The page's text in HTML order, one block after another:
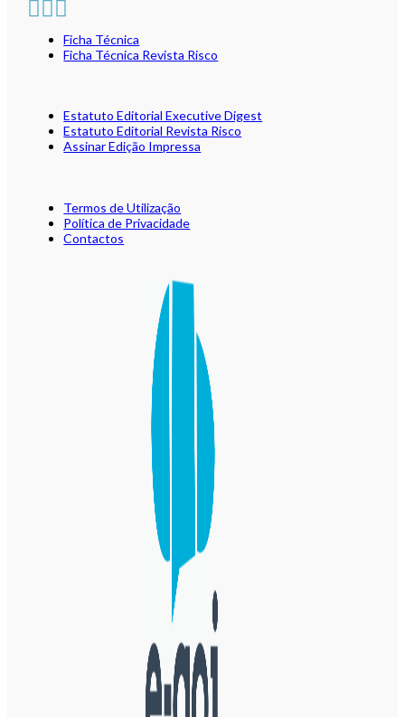
Ficha Técnica
Ficha Técnica Revista Risco
Estatuto Editorial Executive Digest
Estatuto Editorial Revista Risco
Assinar Edição Impressa
Termos de Utilização
Política de Privacidade
Contactos